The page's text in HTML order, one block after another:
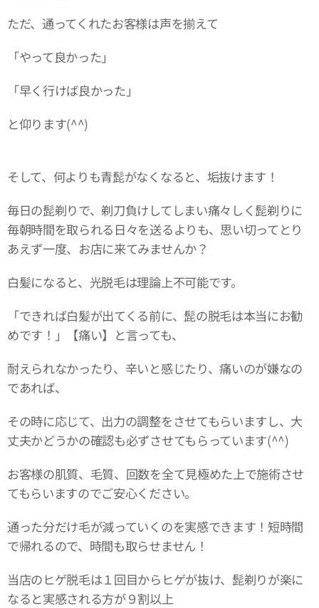
ただ、通ってくれたお客様は声を揃えて
「やって良かった」
「早く行けば良かった」
と仰ります(^^)
そして、何よりも青髭がなくなると、垢抜けます！
毎日の髭剃りで、剃刀負けしてしまい痛々しく髭剃りに
毎朝時間を取られる日々を送るよりも、思い切ってとり
あえず一度、お店に来てみませんか？
白髪になると、光脱毛は理論上不可能です。
「できれば白髪が出てくる前に、髭の脱毛は本当にお勧
めです！」【痛い】と言っても、
耐えられなかったり、辛いと感じたり、痛いのが嫌なの
であれば、
その時に応じて、出力の調整をさせてもらいますし、大
丈夫かどうかの確認も必ずさせてもらっています(^^)
お客様の肌質、毛質、回数を全て見極めた上で施術させ
てもらいますのでご安心ください。
通った分だけ毛が減っていくのを実感できます！短時間
で帰れるので、時間も取らせません！
当店のヒゲ脱毛は１回目からヒゲが抜け、髭剃りが楽に
なると実感される方が９割以上